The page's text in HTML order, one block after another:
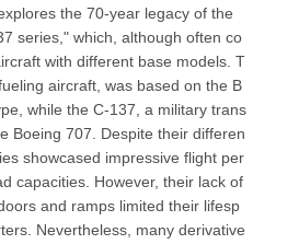
the 70-year legacy of the
series," which, although often co
with different base models. T
aircraft, was based on the B
while the C-137, a military trans
Boeing 707. Despite their differen
showcased impressive flight per
capacities. However, their lack of
and ramps limited their lifesp
Nevertheless, many derivative